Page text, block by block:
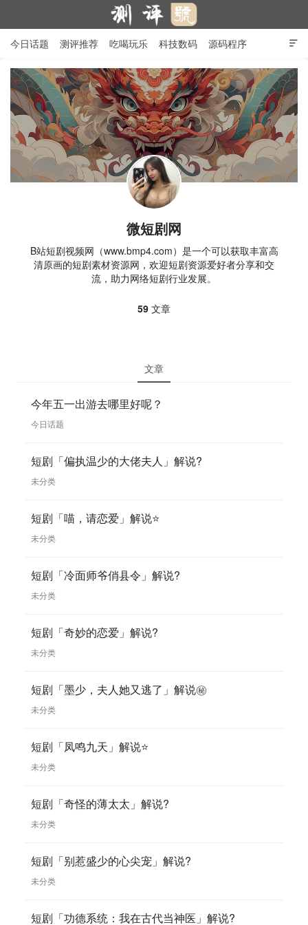
测评号

今日话题 测评推荐 吃喝玩乐 科技数码 源码程序
行业产品 在线投稿 隐私政策
微短剧网
B站短剧视频网（www.bmp4.com）是一个可以获取丰富高
清原画的短剧素材资源网，欢迎短剧资源爱好者分享和交
流，助力网络短剧行业发展。
59 文章
文章
今年五一出游去哪里好呢？
今日话题
短剧「偏执温少的大佬夫人」解说?
未分类
短剧「喵，请恋爱」解说⭐
未分类
短剧「冷面师爷俏县令」解说?
未分类
短剧「奇妙的恋爱」解说?
未分类
短剧「墨少，夫人她又逃了」解说㊙️
未分类
短剧「凤鸣九天」解说⭐
未分类
短剧「奇怪的薄太太」解说?
未分类
短剧「别惹盛少的心尖宠」解说?
未分类
短剧「功德系统：我在古代当神医」解说?